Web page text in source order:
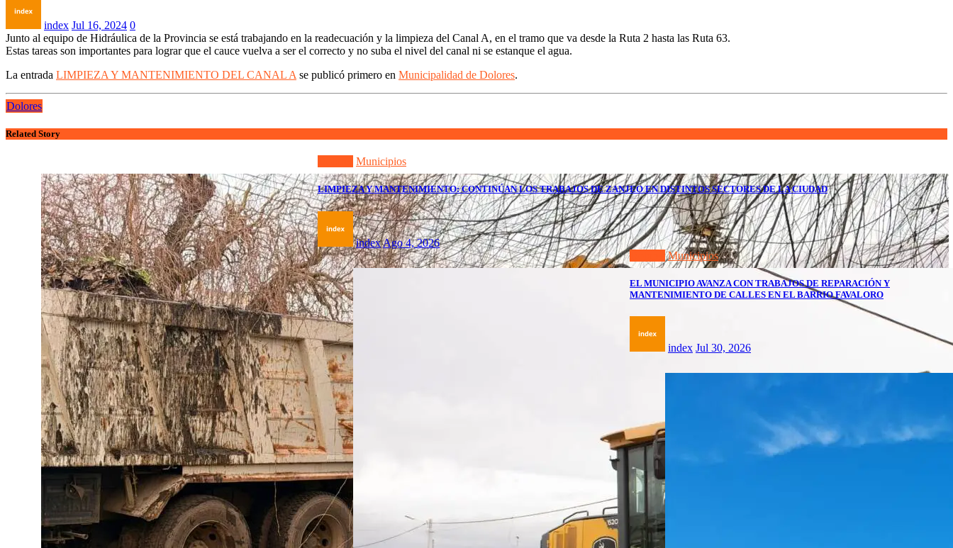
index Jul 16, 2024 0
Junto al equipo de Hidráulica de la Provincia se está trabajando en la readecuación y la limpieza del Canal A, en el tramo que va desde la Ruta 2 hasta las Ruta 63.
Estas tareas son importantes para lograr que el cauce vuelva a ser el correcto y no suba el nivel del canal ni se estanque el agua.
La entrada LIMPIEZA Y MANTENIMIENTO DEL CANAL A se publicó primero en Municipalidad de Dolores.
Dolores
Related Story
Municipios
LIMPIEZA Y MANTENIMIENTO: CONTINÚAN LOS TRABAJOS DE ZANJEO EN DISTINTOS SECTORES DE LA CIUDAD
indexAgo 4, 2026
Municipios
EL MUNICIPIO AVANZA CON TRABAJOS DE REPARACIÓN Y
MANTENIMIENTO DE CALLES EN EL BARRIO FAVALORO
index Jul 30, 2026